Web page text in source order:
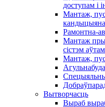
доступам і
Мантаж,
Рамонтна-
Мантаж
сістэм
Мантаж,
Вытворчасць
Выраб